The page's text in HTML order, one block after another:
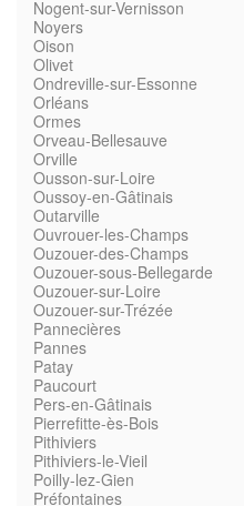
Nogent-sur-Vernisson
Noyers
Oison
Olivet
Ondreville-sur-Essonne
Orléans
Ormes
Orveau-Bellesauve
Orville
Ousson-sur-Loire
Oussoy-en-Gâtinais
Outarville
Ouvrouer-les-Champs
Ouzouer-des-Champs
Ouzouer-sous-Bellegarde
Ouzouer-sur-Loire
Ouzouer-sur-Trézée
Pannecières
Pannes
Patay
Paucourt
Pers-en-Gâtinais
Pierrefitte-ès-Bois
Pithiviers
Pithiviers-le-Vieil
Poilly-lez-Gien
Préfontaines